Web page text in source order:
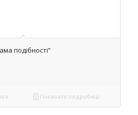
подібності”
Показати подробиці